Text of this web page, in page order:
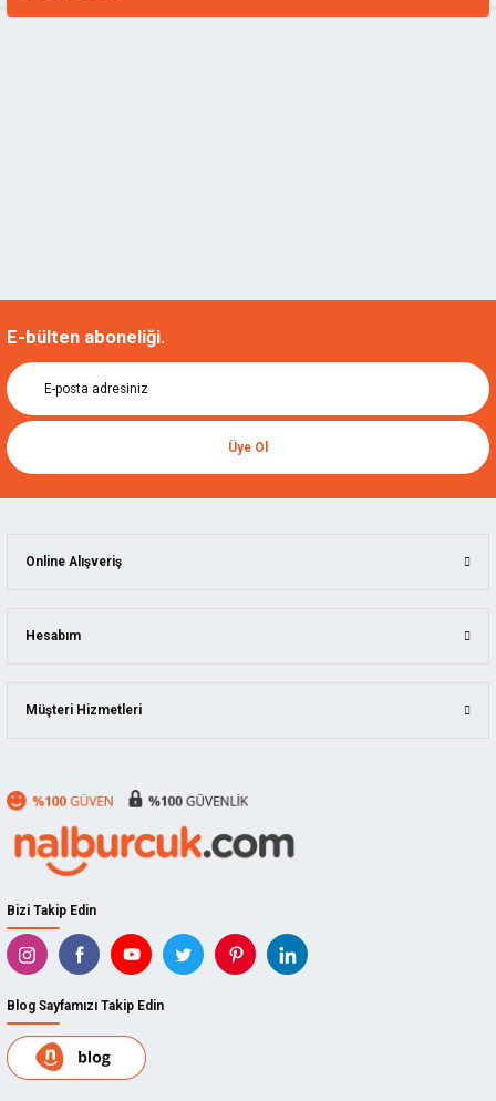
E-bülten aboneliği.
Üye Ol
Bizi Takip Edin
Blog Sayfamızı Takip Edin
Online Alışveriş
Hesabım
Müşteri Hizmetleri